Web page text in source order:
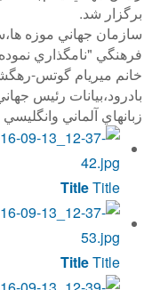
برگزار شد.
فرهنگي "نامگذاري
خانم ميريام گوتس-
بادرود،بيانات رئيس
زبانهاي آلماني
TitleTitle
TitleTitle